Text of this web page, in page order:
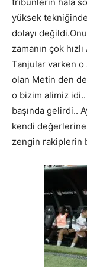
yüksek
dolayı
zamanın çok
Tanjular varken o
olan Metin den
o bizim alimiz
başında gelirdi..
kendi
zengin rakiplerin